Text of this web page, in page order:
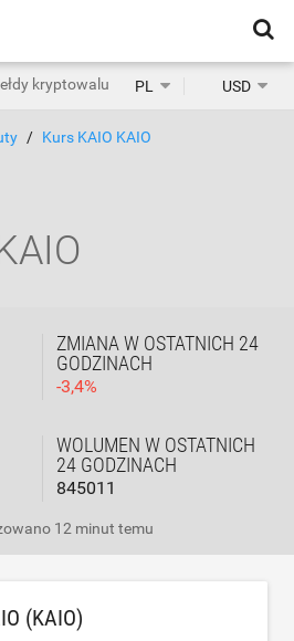
kryptowalut: 1468
PL USD
Kurs KAIO KAIO
ZMIANA W OSTATNICH 24
GODZINACH
-3,4%
WOLUMEN W OSTATNICH
24 GODZINACH
845011
12 minut temu
(KAIO)